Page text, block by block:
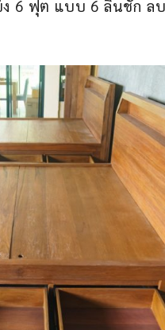
ง 6 ฟุต แบบ 6 ลิ้นชัก